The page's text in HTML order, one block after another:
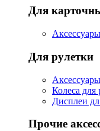
Для
Для рулетки
Колеса для
Дисплеи
Прочие